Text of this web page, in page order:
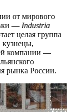
от мирового
— Industria
целая группа
кузнецы,
компании —
рынка России.